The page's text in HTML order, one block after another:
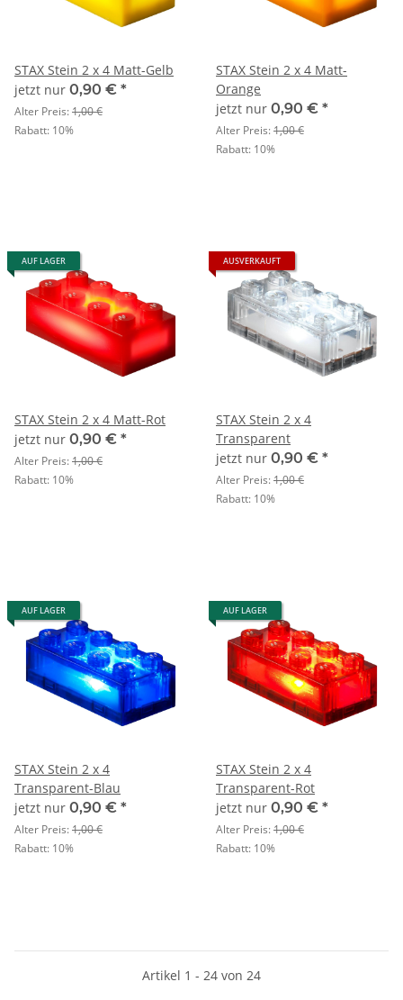
STAX Stein 2 x 4 Matt-Gelb
jetzt nur 0,90 € *
Alter Preis:1,00 €
Rabatt: 10%
STAX Stein 2 x 4 Matt-
Orange
jetzt nur 0,90 € *
Alter Preis:1,00 €
Rabatt: 10%
AUF LAGER
STAX Stein 2 x 4 Matt-Rot
jetzt nur 0,90 € *
Alter Preis:1,00 €
Rabatt: 10%
AUSVERKAUFT
STAX Stein 2 x 4
Transparent
jetzt nur 0,90 € *
Alter Preis:1,00 €
Rabatt: 10%
AUF LAGER
STAX Stein 2 x 4
Transparent-Blau
jetzt nur 0,90 € *
Alter Preis:1,00 €
Rabatt: 10%
AUF LAGER
STAX Stein 2 x 4
Transparent-Rot
jetzt nur 0,90 € *
Alter Preis:1,00 €
Rabatt: 10%
Artikel 1 - 24 von 24